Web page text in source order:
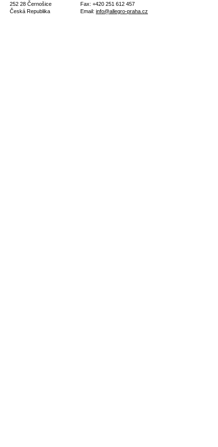
252 28 Černošice
Česká Republika
Fax: +420 251 612 457
Email: info@allegro-praha.cz